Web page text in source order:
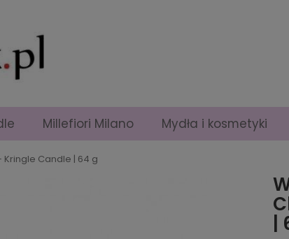
Millefiori Milano Mydła i kosmetyki
Candle | 64 g
|